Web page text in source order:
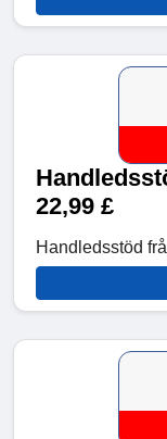
22,99 £
Handledsstöd